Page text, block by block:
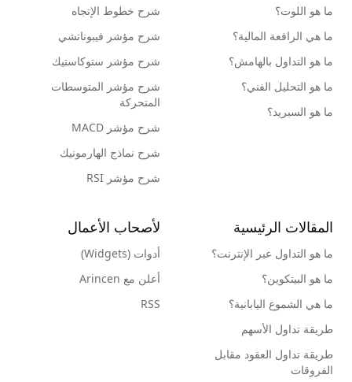
ما هو اللوت؟
ما هي الرافعة المالية؟
ما هو التداول بالهامش؟
ما هو التحليل الفني؟
ما هو السبريد؟
شرح خطوط الإتجاه
شرح مؤشر فيبوناتشي
شرح مؤشر ستوكاستيك
شرح مؤشر المتوسطات
المتحركة
شرح مؤشر MACD
شرح نماذج الهارمونيك
شرح مؤشر RSI
المقالات الرئيسية
ما هو التداول عبر الإنترنت؟
ما هو البيتكوين؟
ما هي الشموع اليابانية؟
طريقة تداول الأسهم
طريقة تداول العقود مقابل
الفروقات
لأصحاب الأعمال
أدوات (Widgets)
أعلن مع Arincen
RSS